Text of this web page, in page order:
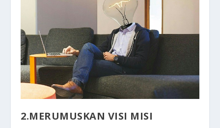
2.MERUMUSKAN VISI MISI